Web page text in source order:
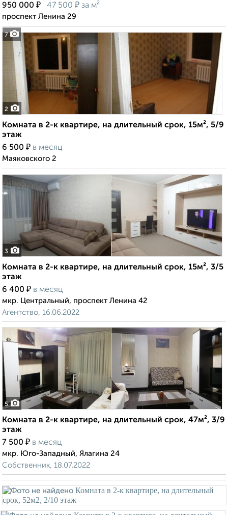
7
950 000 ₽ 47 500 ₽ за м²
проспект Ленина 29
2
Комната в 2-к квартире, на длительный срок, 15м², 5/9
этаж
6 500 ₽ в месяц
Маяковского 2
3
Комната в 2-к квартире, на длительный срок, 15м², 3/5
этаж
6 400 ₽ в месяц
мкр. Центральный, проспект Ленина 42
Агентство, 16.06.2022
5
Комната в 2-к квартире, на длительный срок, 47м², 3/9
этаж
7 500 ₽ в месяц
мкр. Юго-Западный, Ялагина 24
Собственник, 18.07.2022